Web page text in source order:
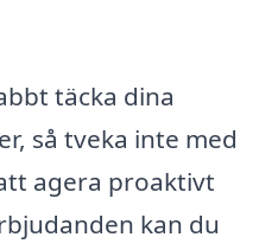
täcka dina
så tveka inte med
agera proaktivt
kan du